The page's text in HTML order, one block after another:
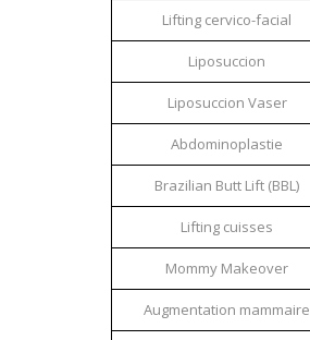
Lifting cervico-facial
Liposuccion
Liposuccion Vaser
Abdominoplastie
Brazilian Butt Lift (BBL)
Lifting cuisses
Mommy Makeover
Augmentation mammaire